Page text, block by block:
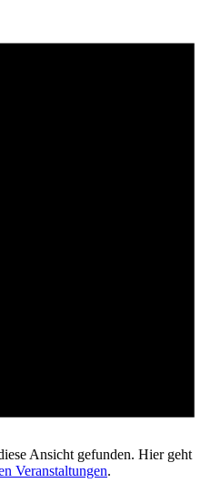
Ansicht gefunden. Hier geht
Veranstaltungen.